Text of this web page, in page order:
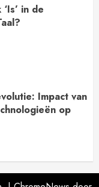
in de
Impact van
op